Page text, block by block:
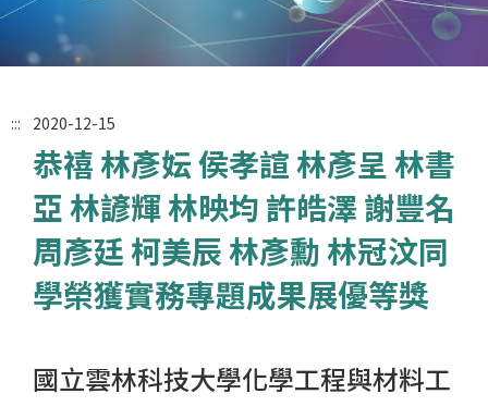
::: 2020-12-15
恭禧 林彥妘 侯孝諠 林彥呈 林書
亞 林諺輝 林映均 許皓澤 謝豐名
周彥廷 柯美辰 林彥勳 林冠汶同
學榮獲實務專題成果展優等獎
國立雲林科技大學化學工程與材料工